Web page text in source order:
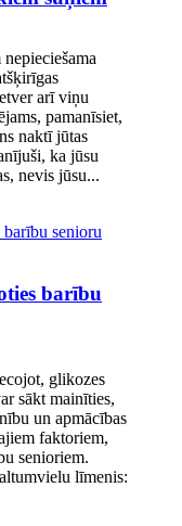
arī viņu
pamanīsiet,
naktī jūtas
ka jūsu
nevis jūsu...
barību
glikozes
sākt mainīties,
un apmācības
faktoriem,
senioriem.
līmenis: